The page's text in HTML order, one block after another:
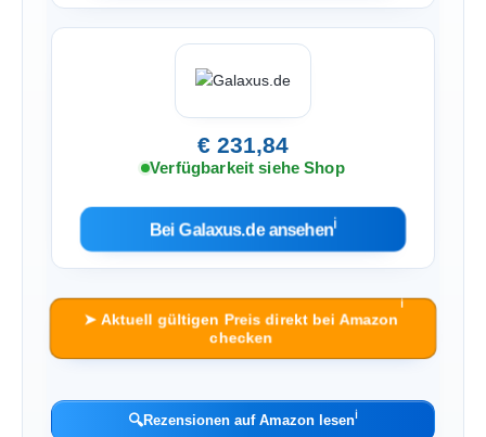
€ 231,84
Verfügbarkeit siehe Shop
Bei Galaxus.de ansehenℹ︎
➤ Aktuell gültigen Preis direkt bei Amazon
checken
ℹ︎
🔍Rezensionen auf Amazon lesenℹ︎